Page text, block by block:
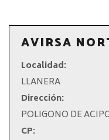
AVIRSA
Localidad:
LLANERA
Dirección:
POLIGONO DE
CP: